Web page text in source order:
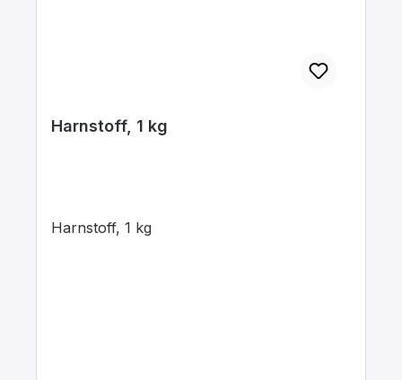
Harnstoff, 1 kg
Harnstoff, 1 kg